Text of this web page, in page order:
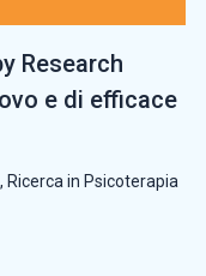
Research
e di efficace
, Ricerca in Psicoterapia